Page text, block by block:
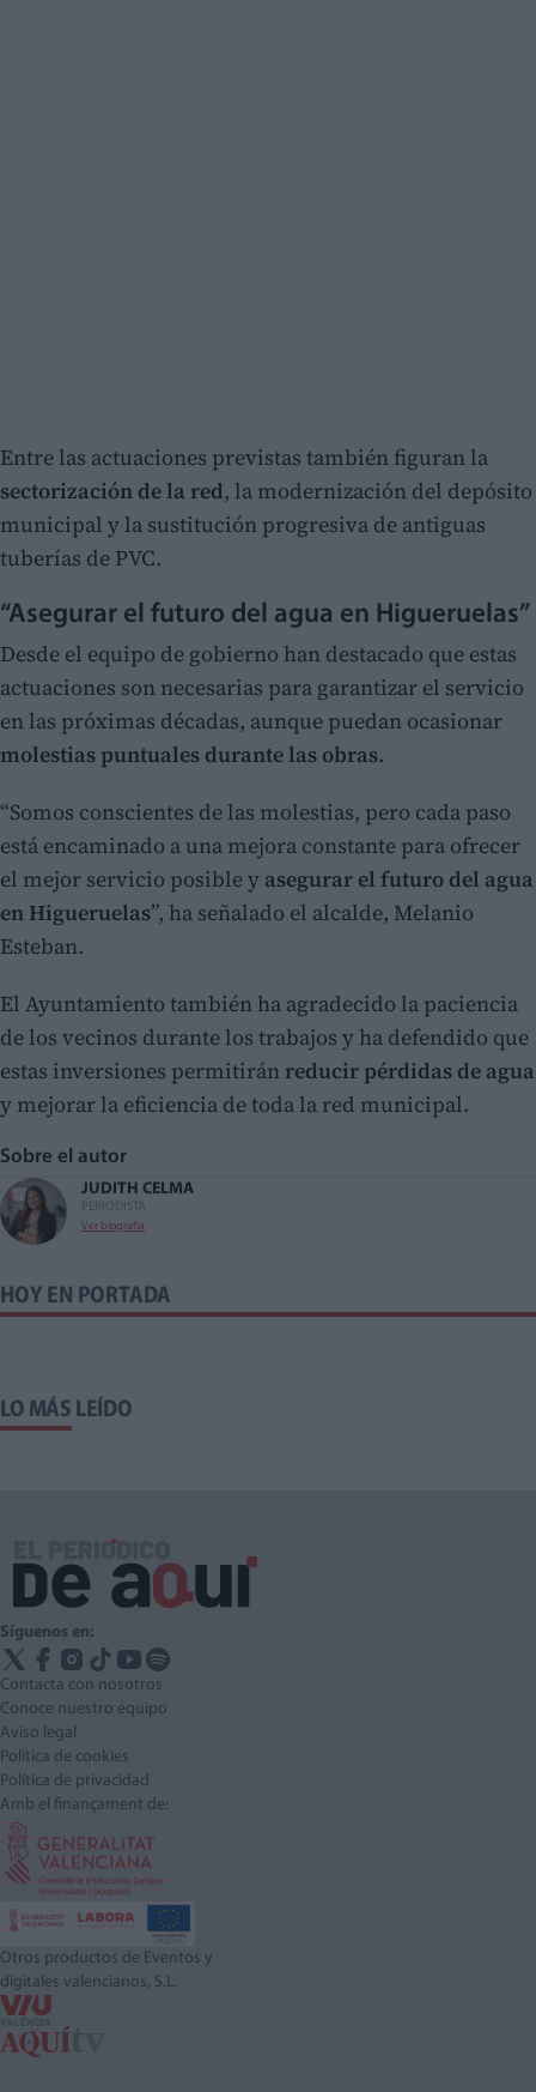
Entre las actuaciones previstas también figuran la
sectorización de la red, la modernización del depósito
municipal y la sustitución progresiva de antiguas
tuberías de PVC.
“Asegurar el futuro del agua en Higueruelas”
Desde el equipo de gobierno han destacado que estas
actuaciones son necesarias para garantizar el servicio
en las próximas décadas, aunque puedan ocasionar
molestias puntuales durante las obras.
“Somos conscientes de las molestias, pero cada paso
está encaminado a una mejora constante para ofrecer
el mejor servicio posible y asegurar el futuro del agua
en Higueruelas”, ha señalado el alcalde, Melanio
Esteban.
El Ayuntamiento también ha agradecido la paciencia
de los vecinos durante los trabajos y ha defendido que
estas inversiones permitiránreducir pérdidas de agua
y mejorar la eficiencia de toda la red municipal.
Sobre el autor
JUDITH CELMA
PERIODISTA
Ver biografía
HOY EN PORTADA
LO MÁS LEÍDO
Síguenos en:
Contacta con nosotros
Conoce nuestro equipo
Aviso legal
Política de cookies
Política de privacidad
Amb el finançament de:
Otros productos de Eventos y
digitales valencianos, S.L.